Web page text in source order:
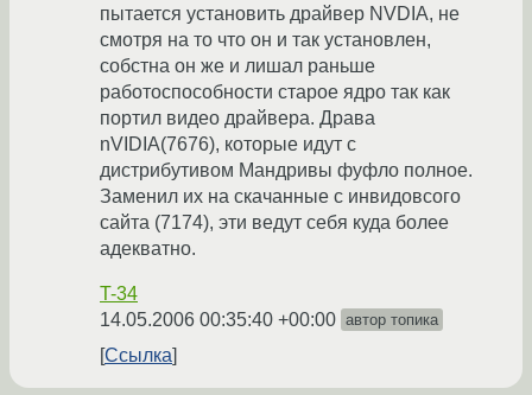
пытается установить драйвер NVDIA, не
смотря на то что он и так установлен,
собстна он же и лишал раньше
работоспособности старое ядро так как
портил видео драйвера. Драва
nVIDIA(7676), которые идут с
дистрибутивом Мандривы фуфло полное.
Заменил их на скачанные с инвидовсого
сайта (7174), эти ведут себя куда более
адекватно.
T-34
14.05.2006 00:35:40 +00:00 автор топика
Ссылка